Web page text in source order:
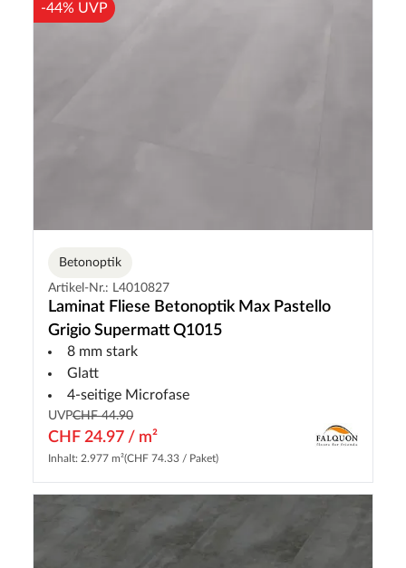
-44% UVP
Betonoptik
Artikel-Nr.: L4010827
Laminat Fliese Betonoptik Max Pastello
Grigio Supermatt Q1015
8 mm stark
Glatt
4-seitige Microfase
UVPCHF 44.90
CHF 24.97 / m²
Inhalt: 2.977 m²(CHF 74.33 / Paket)